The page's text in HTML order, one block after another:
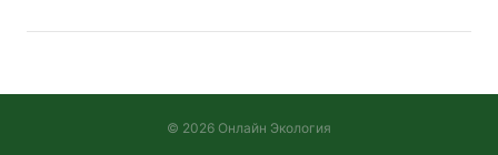
© 2026 Онлайн Экология